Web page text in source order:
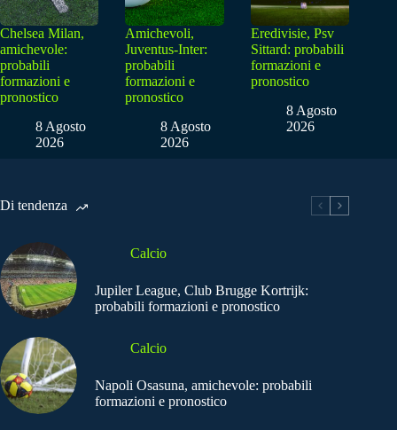
Chelsea Milan,
amichevole:
probabili
formazioni e
pronostico
8 Agosto
2026
Amichevoli,
Juventus-Inter:
probabili
formazioni e
pronostico
8 Agosto
2026
Eredivisie, Psv
Sittard: probabili
formazioni e
pronostico
8 Agosto
2026
Di tendenza
Calcio
Jupiler League, Club Brugge Kortrijk:
probabili formazioni e pronostico
Calcio
Napoli Osasuna, amichevole: probabili
formazioni e pronostico